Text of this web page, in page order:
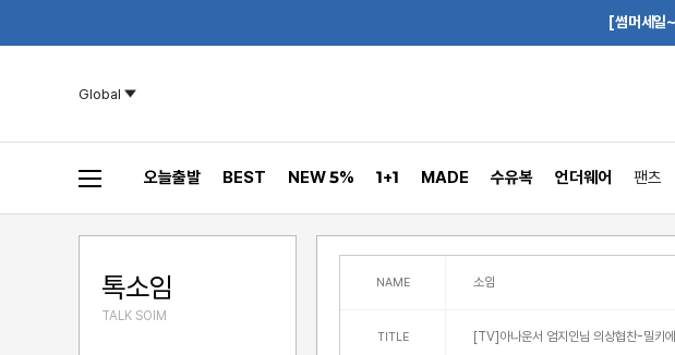
[썸머세일
Global
오늘출발 BEST NEW 5% 1+1 MADE 수유복 언더웨어 팬츠
톡소임
TALK SOIM
NAME 소임
TITLE [TV]아나운서 엄지인님 의상협찬-밀키